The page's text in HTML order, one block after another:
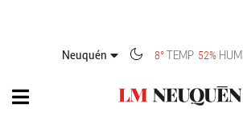
Neuquén 8°TEMP 52% HUM